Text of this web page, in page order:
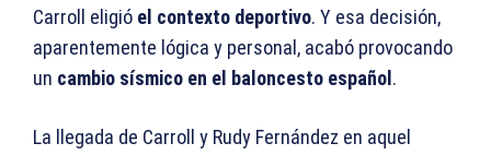
Carroll eligió el contexto deportivo. Y esa decisión,
aparentemente lógica y personal, acabó provocando
un cambio sísmico en el baloncesto español .
La llegada de Carroll y Rudy Fernández en aquel